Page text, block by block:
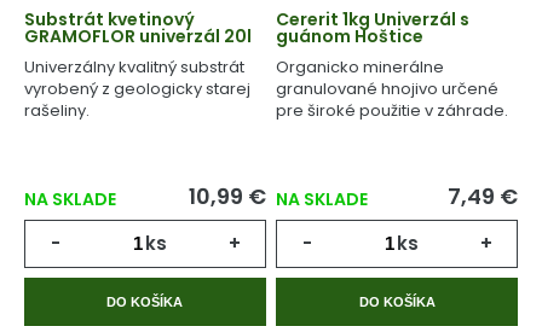
Substrát kvetinový
GRAMOFLOR univerzál 20l
Univerzálny kvalitný substrát
vyrobený z geologicky starej
rašeliny.
NA SKLADE 10,99 €
- ks +
DO KOŠÍKA
Cererit 1kg Univerzál s
guánom Hoštice
Organicko minerálne
granulované hnojivo určené
pre široké použitie v záhrade.
NA SKLADE 7,49 €
- ks +
DO KOŠÍKA